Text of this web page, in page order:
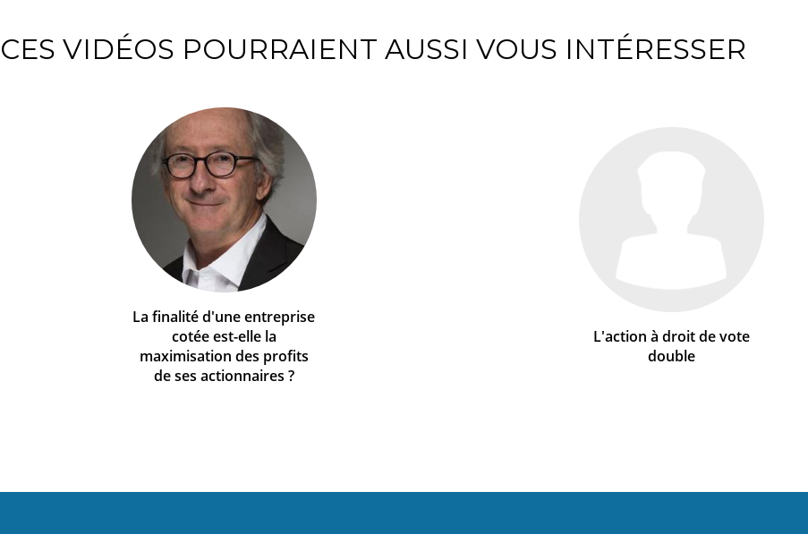
CES VIDÉOS POURRAIENT AUSSI VOUS INTÉRESSER
La finalité d'une entreprise
cotée est-elle la
maximisation des profits
de ses actionnaires ?
L'action à droit de vote
double